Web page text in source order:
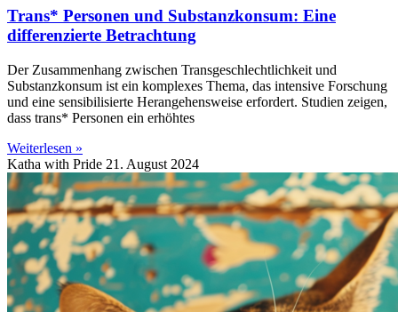
Trans* Personen und Substanzkonsum: Eine
differenzierte Betrachtung
Der Zusammenhang zwischen Transgeschlechtlichkeit und
Substanzkonsum ist ein komplexes Thema, das intensive Forschung
und eine sensibilisierte Herangehensweise erfordert. Studien zeigen,
dass trans* Personen ein erhöhtes
Weiterlesen »
Katha with Pride 21. August 2024